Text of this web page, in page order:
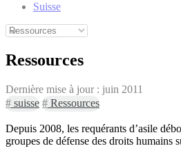
Suisse
Ressources
Dernière mise à jour : juin 2011
# suisse # Ressources
Depuis 2008, les requérants d’asile
groupes de défense des droits humains